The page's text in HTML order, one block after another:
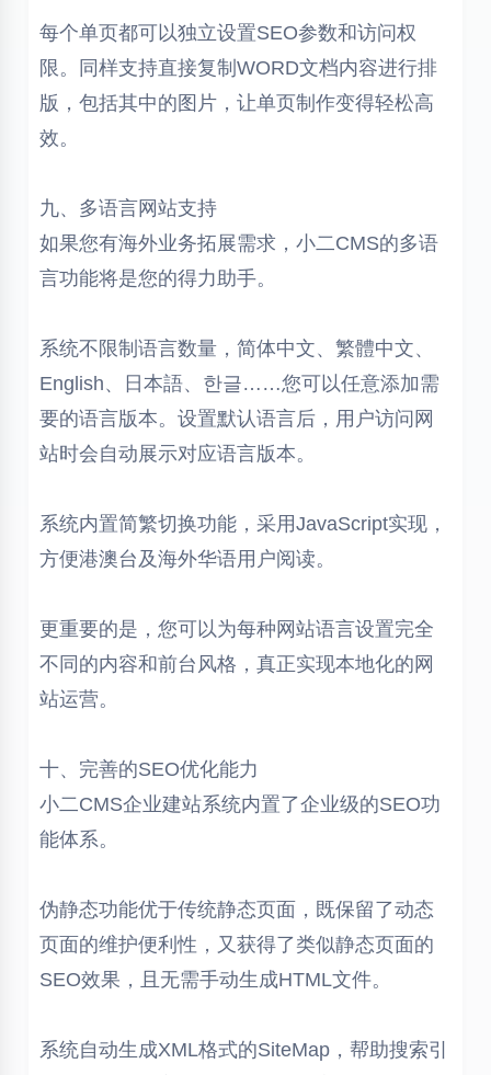
每个单页都可以独立设置SEO参数和访问权
限。同样支持直接复制WORD文档内容进行排
版，包括其中的图片，让单页制作变得轻松高
效。
九、多语言网站支持
如果您有海外业务拓展需求，小二CMS的多语
言功能将是您的得力助手。
系统不限制语言数量，简体中文、繁體中文、
English、日本語、한글……您可以任意添加需
要的语言版本。设置默认语言后，用户访问网
站时会自动展示对应语言版本。
系统内置简繁切换功能，采用JavaScript实现，
方便港澳台及海外华语用户阅读。
更重要的是，您可以为每种网站语言设置完全
不同的内容和前台风格，真正实现本地化的网
站运营。
十、完善的SEO优化能力
小二CMS企业建站系统内置了企业级的SEO功
能体系。
伪静态功能优于传统静态页面，既保留了动态
页面的维护便利性，又获得了类似静态页面的
SEO效果，且无需手动生成HTML文件。
系统自动生成XML格式的SiteMap，帮助搜索引